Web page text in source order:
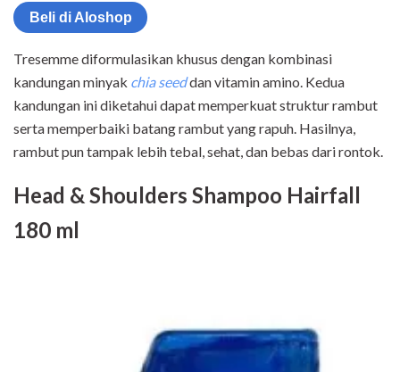
Beli di Aloshop
Tresemme diformulasikan khusus dengan kombinasi
kandungan minyak chia seeddan vitamin amino. Kedua
kandungan ini diketahui dapat memperkuat struktur rambut
serta memperbaiki batang rambut yang rapuh. Hasilnya,
rambut pun tampak lebih tebal, sehat, dan bebas dari rontok.
Head & Shoulders Shampoo Hairfall
180 ml